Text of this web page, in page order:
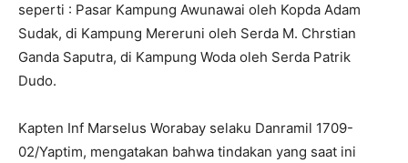
seperti : Pasar Kampung Awunawai oleh Kopda Adam
Sudak, di Kampung Mereruni oleh Serda M. Chrstian
Ganda Saputra, di Kampung Woda oleh Serda Patrik
Dudo.
Kapten Inf Marselus Worabay selaku Danramil 1709-
02/Yaptim, mengatakan bahwa tindakan yang saat ini